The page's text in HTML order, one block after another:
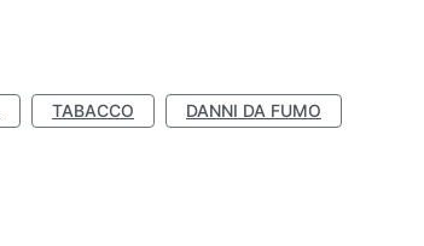
TABACCO DANNI DA FUMO